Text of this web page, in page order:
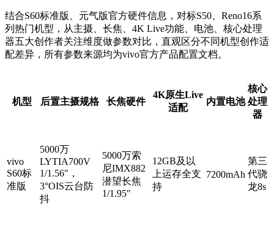
结合S60标准版、元气版官方硬件信息，对标S50、Reno16系
列热门机型，从主摄、长焦、4K Live功能、电池、核心处理
器五大创作者关注维度做参数对比，直观区分不同机型创作适
配差异，所有参数来源均为vivo官方产品配置文档。
机型 后置主摄规格 长焦硬件
4K原生Live
适配
内置电池
核心
处理
器
vivo
S60标
准版
5000万
LYTIA700V
1/1.56"，
3°OIS云台防
抖
5000万索
尼IMX882
潜望长焦
1/1.95"
12GB及以
上运存全支
持
7200mAh
第三
代骁
龙8s